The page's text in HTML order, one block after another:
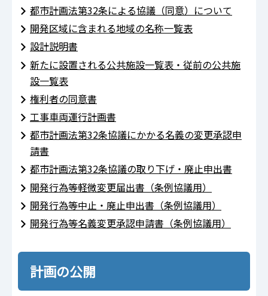
都市計画法第32条による協議（同意）について
開発区域に含まれる地域の名称一覧表
設計説明書
新たに設置される公共施設一覧表・従前の公共施
設一覧表
権利者の同意書
工事車両運行計画書
都市計画法第32条協議にかかる名義の変更承認申
請書
都市計画法第32条協議の取り下げ・廃止申出書
開発行為等軽微変更届出書（条例協議用）
開発行為等中止・廃止申出書（条例協議用）
開発行為等名義変更承認申請書（条例協議用）
計画の公開